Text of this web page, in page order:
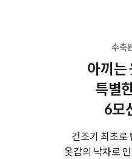
수축
아끼는
특별
6모
건조기 최초로
옷감의 낙차로